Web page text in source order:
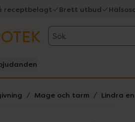
receptbelagt Brett utbud
Sök
Mage och tarm Lindra